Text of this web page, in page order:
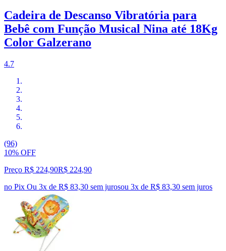
Cadeira de Descanso Vibratória para
Bebê com Função Musical Nina até 18Kg
Color Galzerano
4.7
(96)
10% OFF
Preço R$ 224,90R$ 224,90
no Pix Ou 3x de R$ 83,30 sem jurosou 3x de R$ 83,30 sem juros